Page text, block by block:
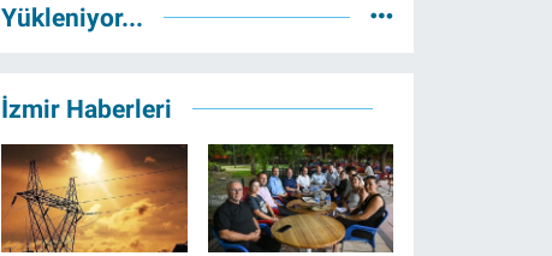
Yükleniyor...
İzmir Haberleri